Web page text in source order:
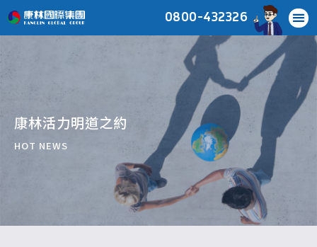
0800-432326
康林活力明道之約
HOT NEWS